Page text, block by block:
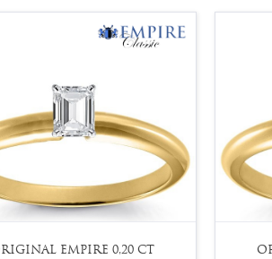
EMPIRE 0,20 CT